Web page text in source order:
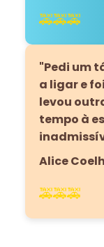
🚕🚕🚕
"Pedi um
a ligar e
levou
tempo à
Alice
🚕🚕🚕